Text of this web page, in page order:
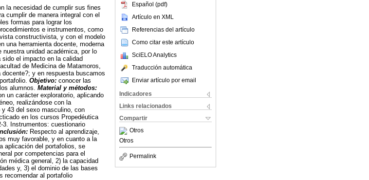
Español (pdf)
Artículo en XML
Referencias del artículo
Como citar este artículo
SciELO Analytics
Traducción automática
Enviar artículo por email
Indicadores
Links relacionados
Compartir
Otros
Otros
Permalink
la necesidad de cumplir sus fines
cumplir de manera integral con el
formas para lograr los
e instrumentos, como
constructivista, y con el modelo
una herramienta docente, moderna
unidad académica, por lo
el impacto en la calidad
de Medicina de Matamoros,
y en respuesta buscamos
Objetivo: conocer las
alumnos. Material y métodos:
un carácter exploratorio, aplicando
realizándose con la
43 del sexo masculino, con
en los cursos Propedéutica
3. Instrumentos: cuestionario
Respecto al aprendizaje,
muy favorable, y en cuanto a la
aplicación del portafolios, se
por competencias para el
médica general, 2) la capacidad
y, 3) el dominio de las bases
recomendar al portafolio